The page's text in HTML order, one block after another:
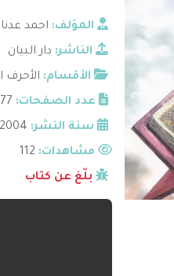
المؤلف: احمد
الناشر: دار البيان
الأقسام: الأحرف
عدد الصفحات: 77
سنة النشر: 2004
مشاهدات:
بلّغ عن كتاب